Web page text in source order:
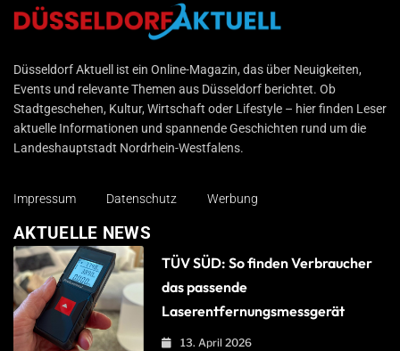
Düsseldorf Aktuell
Düsseldorf Aktuell ist ein Online-Magazin, das über Neuigkeiten,
Events und relevante Themen aus Düsseldorf berichtet. Ob
Stadtgeschehen, Kultur, Wirtschaft oder Lifestyle – hier finden Leser
aktuelle Informationen und spannende Geschichten rund um die
Landeshauptstadt Nordrhein-Westfalens.
Impressum Datenschutz Werbung
AKTUELLE NEWS
TÜV SÜD: So finden Verbraucher
das passende
Laserentfernungsmessgerät
13. April 2026